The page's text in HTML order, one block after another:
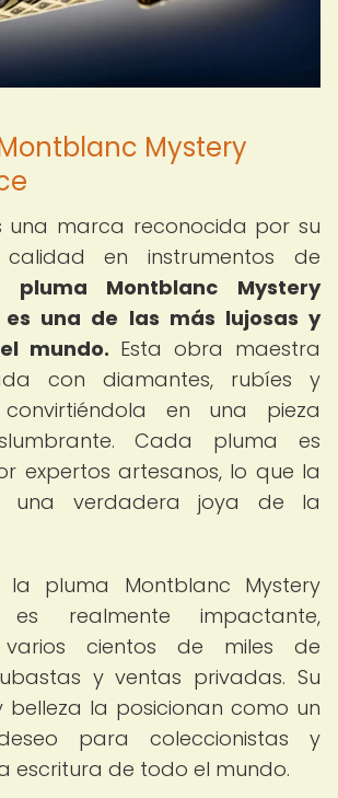
Mystery
una marca reconocida por su
calidad en instrumentos de
pluma Montblanc Mystery
es una de las más lujosas y
mundo. Esta obra maestra
con diamantes, rubíes y
convirtiéndola en una pieza
Cada pluma es
expertos artesanos, lo que la
una verdadera joya de la
pluma Montblanc Mystery
es realmente impactante,
varios cientos de miles de
y ventas privadas. Su
belleza la posicionan como un
para coleccionistas y
escritura de todo el mundo.